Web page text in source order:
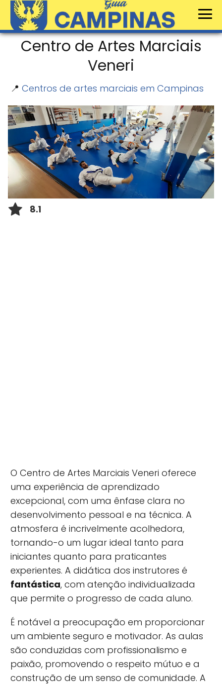
Centro de Artes Marciais
Veneri
📍 Centros de artes marciais em Campinas
8.1
O Centro de Artes Marciais Veneri oferece
uma experiência de aprendizado
excepcional, com uma ênfase clara no
desenvolvimento pessoal e na técnica. A
atmosfera é incrivelmente acolhedora,
tornando-o um lugar ideal tanto para
iniciantes quanto para praticantes
experientes. A didática dos instrutores é
fantástica, com atenção individualizada
que permite o progresso de cada aluno.
É notável a preocupação em proporcionar
um ambiente seguro e motivador. As aulas
são conduzidas com profissionalismo e
paixão, promovendo o respeito mútuo e a
construção de um senso de comunidade. A